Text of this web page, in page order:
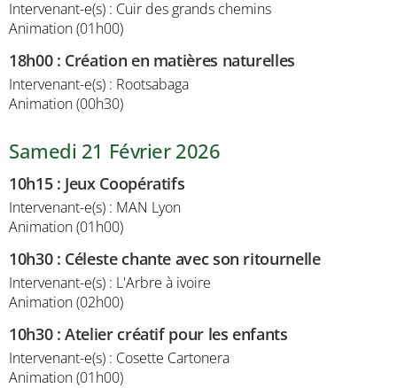
Intervenant-e(s) : Cuir des grands chemins
Animation (01h00)
18h00: Création en matières naturelles
Intervenant-e(s) : Rootsabaga
Animation (00h30)
Samedi 21 Février 2026
10h15: Jeux Coopératifs
Intervenant-e(s) : MAN Lyon
Animation (01h00)
10h30: Céleste chante avec son ritournelle
Intervenant-e(s) : L'Arbre à ivoire
Animation (02h00)
10h30:Atelier créatif pour les enfants
Intervenant-e(s) : Cosette Cartonera
Animation (01h00)